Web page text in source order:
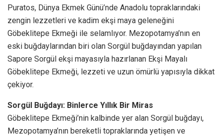
Puratos, Dünya Ekmek Günü’nde Anadolu topraklarındaki
zengin lezzetleri ve kadim ekşi maya geleneğini
Göbeklitepe Ekmeği ile selamlıyor. Mezopotamya’nın en
eski buğdaylarından biri olan Sorgül buğdayından yapılan
Sapore Sorgül ekşi mayasıyla hazırlanan Ekşi Mayalı
Göbeklitepe Ekmeği, lezzeti ve uzun ömürlü yapısıyla dikkat
çekiyor.
Sorgül Buğdayı: Binlerce Yıllık Bir Miras
Göbeklitepe Ekmeği’nin kalbinde yer alan Sorgül buğdayı,
Mezopotamya’nın bereketli topraklarında yetişen ve